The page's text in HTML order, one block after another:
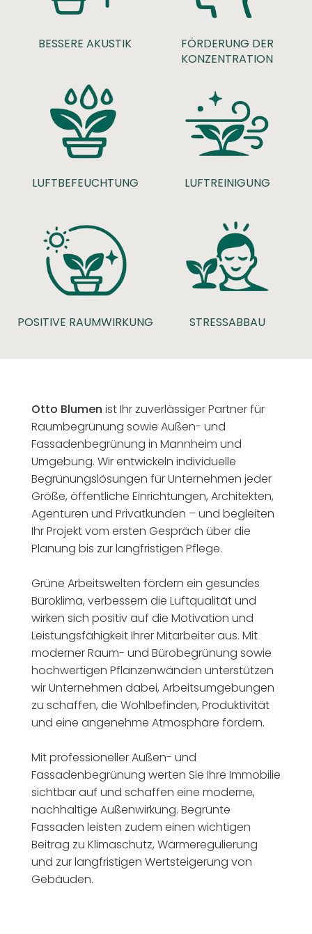
BESSERE AKUSTIK
FÖRDERUNG DER
KONZENTRATION
LUFTBEFEUCHTUNG LUFTREINIGUNG
POSITIVE RAUMWIRKUNG STRESSABBAU
Otto Blumen ist Ihr zuverlässiger Partner für
Raumbegrünung sowie Außen- und
Fassadenbegrünung in Mannheim und
Umgebung. Wir entwickeln individuelle
Begrünungslösungen für Unternehmen jeder
Größe, öffentliche Einrichtungen, Architekten,
Agenturen und Privatkunden – und begleiten
Ihr Projekt vom ersten Gespräch über die
Planung bis zur langfristigen Pflege.
Grüne Arbeitswelten fördern ein gesundes
Büroklima, verbessern die Luftqualität und
wirken sich positiv auf die Motivation und
Leistungsfähigkeit Ihrer Mitarbeiter aus. Mit
moderner Raum- und Bürobegrünung sowie
hochwertigen Pflanzenwänden unterstützen
wir Unternehmen dabei, Arbeitsumgebungen
zu schaffen, die Wohlbefinden, Produktivität
und eine angenehme Atmosphäre fördern.
Mit professioneller Außen- und
Fassadenbegrünung werten Sie Ihre Immobilie
sichtbar auf und schaffen eine moderne,
nachhaltige Außenwirkung. Begrünte
Fassaden leisten zudem einen wichtigen
Beitrag zu Klimaschutz, Wärmeregulierung
und zur langfristigen Wertsteigerung von
Gebäuden.